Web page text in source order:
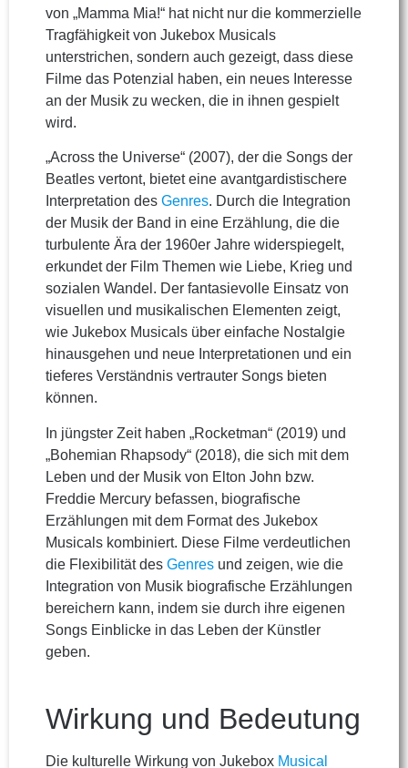
von „Mamma Mia!“ hat nicht nur die kommerzielle
Tragfähigkeit von Jukebox Musicals
unterstrichen, sondern auch gezeigt, dass diese
Filme das Potenzial haben, ein neues Interesse
an der Musik zu wecken, die in ihnen gespielt
wird.
„Across the Universe“ (2007), der die Songs der
Beatles vertont, bietet eine avantgardistischere
Interpretation des Genres. Durch die Integration
der Musik der Band in eine Erzählung, die die
turbulente Ära der 1960er Jahre widerspiegelt,
erkundet der Film Themen wie Liebe, Krieg und
sozialen Wandel. Der fantasievolle Einsatz von
visuellen und musikalischen Elementen zeigt,
wie Jukebox Musicals über einfache Nostalgie
hinausgehen und neue Interpretationen und ein
tieferes Verständnis vertrauter Songs bieten
können.
In jüngster Zeit haben „Rocketman“ (2019) und
„Bohemian Rhapsody“ (2018), die sich mit dem
Leben und der Musik von Elton John bzw.
Freddie Mercury befassen, biografische
Erzählungen mit dem Format des Jukebox
Musicals kombiniert. Diese Filme verdeutlichen
die Flexibilität des Genres und zeigen, wie die
Integration von Musik biografische Erzählungen
bereichern kann, indem sie durch ihre eigenen
Songs Einblicke in das Leben der Künstler
geben.
Wirkung und Bedeutung
Die kulturelle Wirkung von Jukebox Musical